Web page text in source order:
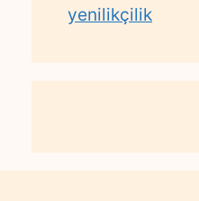
yenilikçilik